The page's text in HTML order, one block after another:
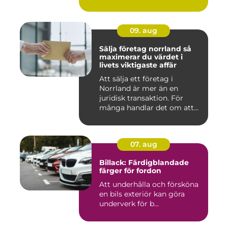
09. aug
Sälja företag norrland så
maximerar du värdet i
livets viktigaste affär
Att sälja ett företag i
Norrland är mer än en
juridisk transaktion. För
många handlar det om att
07. aug
Billack: Färdigblandade
färger för fordon
Att underhålla och försköna
en bils exteriör kan göra
underverk för b...